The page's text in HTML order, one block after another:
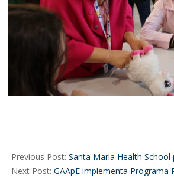
10-
31
Previous Post: Santa Maria Health
Next Post: GAApE implementa Programa